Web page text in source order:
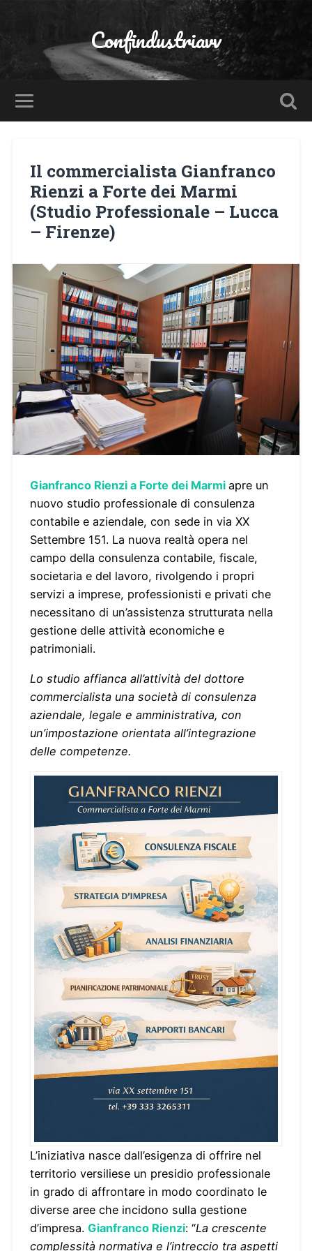
Confindustriavv
Il commercialista Gianfranco
Rienzi a Forte dei Marmi
(Studio Professionale – Lucca
– Firenze)
Gianfranco Rienzi a Forte dei Marmi apre un
nuovo studio professionale di consulenza
contabile e aziendale, con sede in via XX
Settembre 151. La nuova realtà opera nel
campo della consulenza contabile, fiscale,
societaria e del lavoro, rivolgendo i propri
servizi a imprese, professionisti e privati che
necessitano di un’assistenza strutturata nella
gestione delle attività economiche e
patrimoniali.
Lo studio affianca all’attività del dottore
commercialista una società di consulenza
aziendale, legale e amministrativa, con
un’impostazione orientata all’integrazione
delle competenze.
L’iniziativa nasce dall’esigenza di offrire nel
territorio versiliese un presidio professionale
in grado di affrontare in modo coordinato le
diverse aree che incidono sulla gestione
d’impresa. Gianfranco Rienzi: “La crescente
complessità normativa e l’intreccio tra aspetti